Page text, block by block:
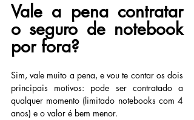
Vale a pena contratar
o seguro de notebook
por fora?
Sim, vale muito a pena, e vou te contar os dois
principais motivos: pode ser contratado a
qualquer momento (limitado notebooks com 4
anos) e o valor é bem menor.